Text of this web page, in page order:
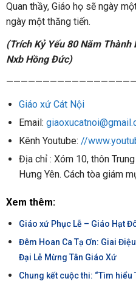
Quan thầy, Giáo họ sẽ ngày
ngày một thăng tiến.
(Trích Kỷ Yếu 80 Năm Thành
Nxb Hồng Đức)
Giáo xứ Cát Nội
Email:
Kênh Youtube: //
Địa chỉ : Xóm 10, thôn
Hưng Yên. Cách tòa giám
Xem thêm:
Giáo xứ Phục Lễ – Giáo Hạt
Đêm Hoan Ca Tạ Ơn: Giai
Đại Lễ Mừng Tân Giáo Xứ
Chung kết cuộc thi: “Tìm